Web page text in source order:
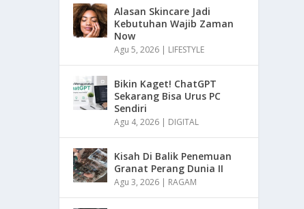
Alasan Skincare Jadi
Kebutuhan Wajib Zaman
Now
Agu 5, 2026 | LIFESTYLE
Bikin Kaget! ChatGPT
Sekarang Bisa Urus PC
Sendiri
Agu 4, 2026 | DIGITAL
Kisah Di Balik Penemuan
Granat Perang Dunia II
Agu 3, 2026 | RAGAM